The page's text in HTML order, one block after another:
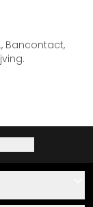
Bancontact,